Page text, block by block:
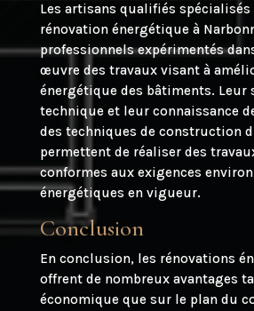
Les artisans qualifiés spécialisés
rénovation énergétique à
professionnels expérimentés
œuvre des travaux visant à
énergétique des bâtiments. Leur
technique et leur connaissance
des techniques de construction
permettent de réaliser des
conformes aux exigences
énergétiques en vigueur.
Conclusion
En conclusion, les rénovations
offrent de nombreux avantages
économique que sur le plan du